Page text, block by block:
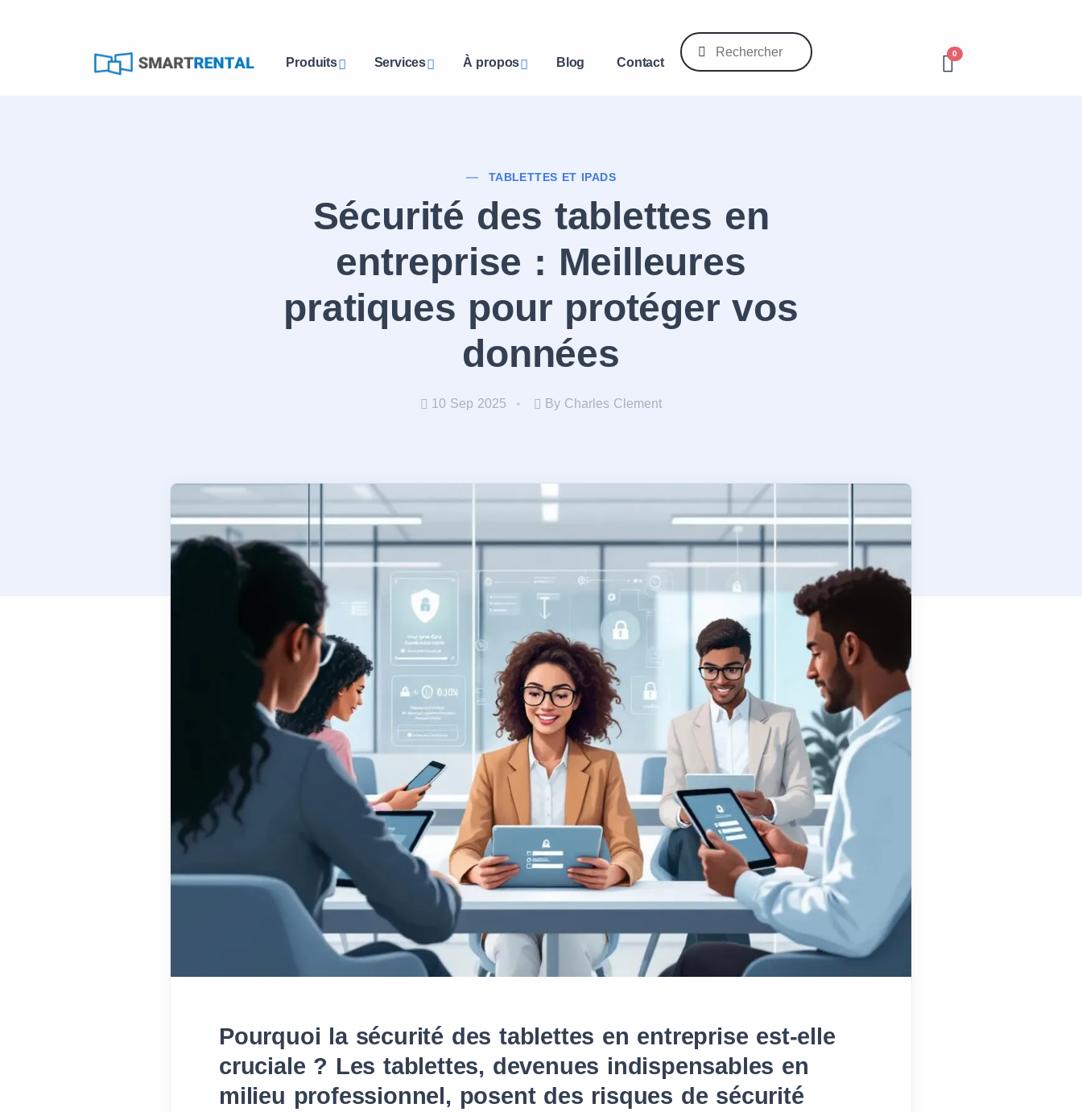
Produits Services À propos Blog Contact
0
TABLETTES ET IPADS
Sécurité des tablettes en
entreprise : Meilleures
pratiques pour protéger vos
données
10 Sep 2025 By Charles Clement
Pourquoi la sécurité des tablettes en entreprise est-elle
cruciale ? Les tablettes, devenues indispensables en
milieu professionnel, posent des risques de sécurité